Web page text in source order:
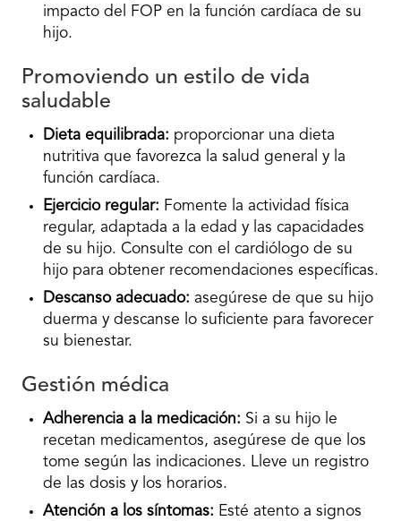
impacto del FOP en la función cardíaca de su
hijo.
Promoviendo un estilo de vida
saludable
Dieta equilibrada: proporcionar una dieta
nutritiva que favorezca la salud general y la
función cardíaca.
Ejercicio regular: Fomente la actividad física
regular, adaptada a la edad y las capacidades
de su hijo. Consulte con el cardiólogo de su
hijo para obtener recomendaciones específicas.
Descanso adecuado: asegúrese de que su hijo
duerma y descanse lo suficiente para favorecer
su bienestar.
Gestión médica
Adherencia a la medicación: Si a su hijo le
recetan medicamentos, asegúrese de que los
tome según las indicaciones. Lleve un registro
de las dosis y los horarios.
Atención a los síntomas: Esté atento a signos